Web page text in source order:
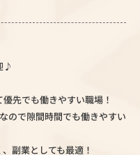
♪
先でも働きやすい職場！
ので隙間時間でも働きやすい
副業としても最適！